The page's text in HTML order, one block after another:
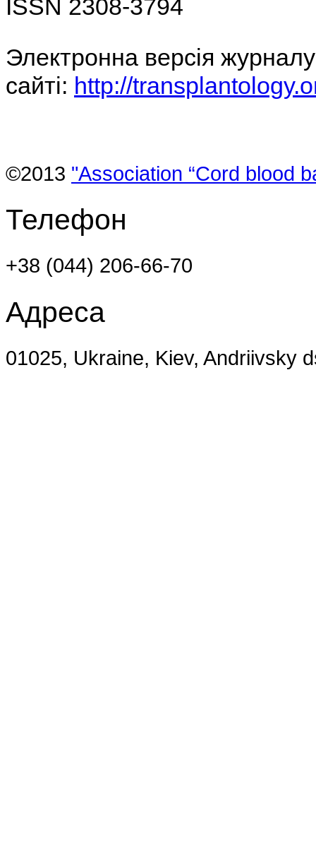
ISSN 2308-3794
Электронна версія
сайті: http://
©2013 "Association “Cord blood
Телефон
+38 (044) 206-66-70
Адреса
01025, Ukraine, Kiev, Andriivsky